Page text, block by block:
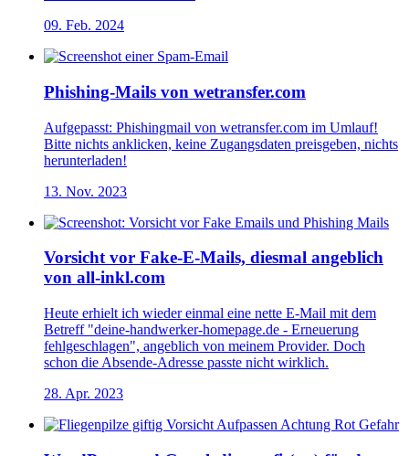
09. Feb. 2024
Phishing-Mails von wetransfer.com
Aufgepasst: Phishingmail von wetransfer.com im Umlauf!
Bitte nichts anklicken, keine Zugangsdaten preisgeben, nichts
herunterladen!
13. Nov. 2023
Vorsicht vor Fake-E-Mails, diesmal angeblich
von all-inkl.com
Heute erhielt ich wieder einmal eine nette E-Mail mit dem
Betreff "deine-handwerker-homepage.de - Erneuerung
fehlgeschlagen", angeblich von meinem Provider. Doch
schon die Absende-Adresse passte nicht wirklich.
28. Apr. 2023